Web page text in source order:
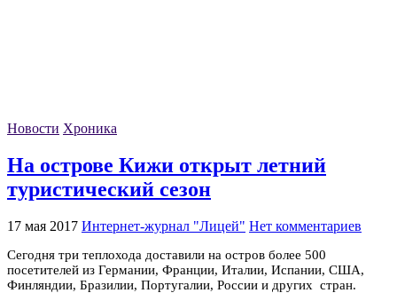
Новости Хроника
На острове Кижи открыт летний
туристический сезон
17 мая 2017 Интернет-журнал "Лицей" Нет комментариев
Сегодня три теплохода доставили на остров более 500
посетителей из Германии, Франции, Италии, Испании, США,
Финляндии, Бразилии, Португалии, России и других стран.